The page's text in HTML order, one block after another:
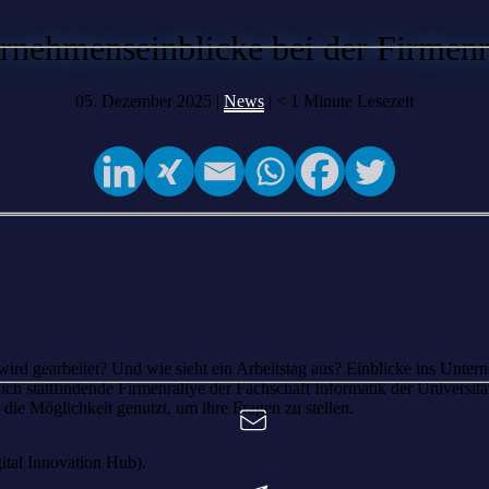
bei der
05. Dezember 2025 | News | < 1 Minute Lesezeit
gearbeitet? Und wie sieht ein Arbeitstag aus? Einblicke ins
stattfindende Firmenrallye der Fachschaft Informatik der
die Möglichkeit genutzt, um ihre Fragen zu stellen.
Innovation Hub).